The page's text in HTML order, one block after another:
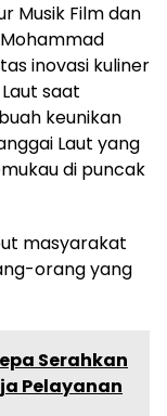
Musik Film dan
inovasi kuliner
saat
keunikan
Laut yang
di puncak
masyarakat
orang yang
Serahkan
Pelayanan